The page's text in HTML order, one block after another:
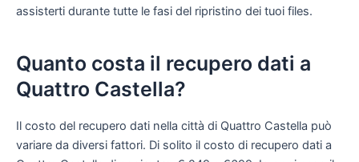
assisterti durante tutte le fasi del ripristino dei tuoi files.
Quanto costa il recupero dati a
Quattro Castella?
Il costo del recupero dati nella città di Quattro Castella può
variare da diversi fattori. Di solito il costo di recupero dati a